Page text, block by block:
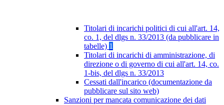
Titolari di incarichi politici di cui all'art. 14,
co. 1, del dlgs n. 33/2013 (da pubblicare in
tabelle) 1
Titolari di incarichi di amministrazione, di
direzione o di governo di cui all'art. 14, co.
1-bis, del dlgs n. 33/2013
Cessati dall'incarico (documentazione da
pubblicare sul sito web)
Sanzioni per mancata comunicazione dei dati